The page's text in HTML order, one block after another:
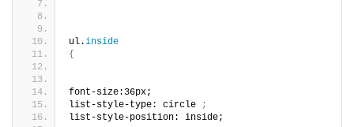
ul.inside
{
font-size:36px;
list-style-type: circle
;
list-style-position: inside;